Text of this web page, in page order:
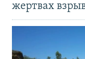
жертвах